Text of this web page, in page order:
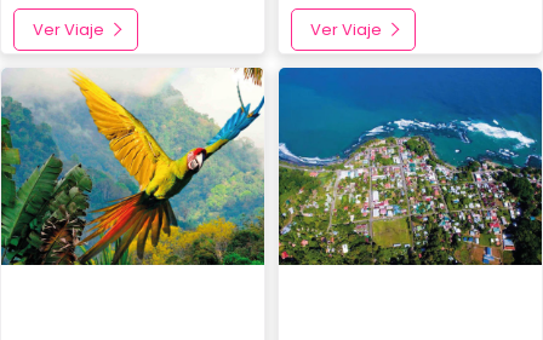
Ver Viaje Ver Viaje